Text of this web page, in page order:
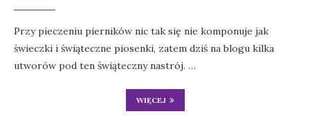
Przy pieczeniu pierników nic tak się nie komponuje jak
świeczki i świąteczne piosenki, zatem dziś na blogu kilka
utworów pod ten świąteczny nastrój. …
WIĘCEJ